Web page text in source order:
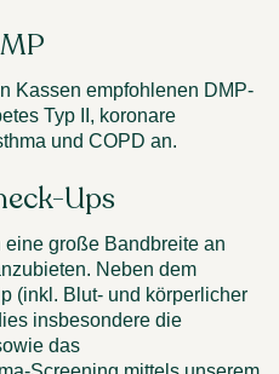
Kassen empfohlenen DMP-
Typ II, koronare
und COPD an.
Ups
eine große Bandbreite an
Neben dem
(inkl. Blut- und körperlicher
insbesondere die
das